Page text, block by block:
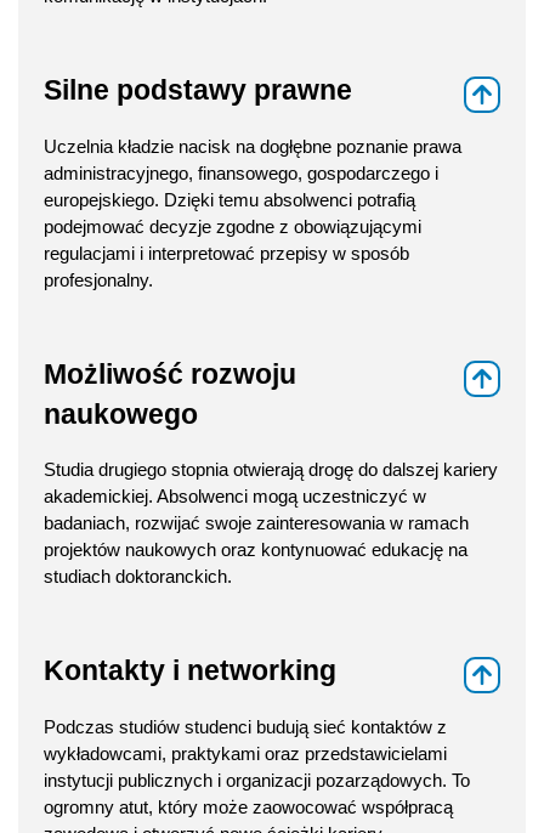
Silne podstawy prawne
Uczelnia kładzie nacisk na dogłębne poznanie prawa
administracyjnego, finansowego, gospodarczego i
europejskiego. Dzięki temu absolwenci potrafią
podejmować decyzje zgodne z obowiązującymi
regulacjami i interpretować przepisy w sposób
profesjonalny.
Możliwość rozwoju
naukowego
Studia drugiego stopnia otwierają drogę do dalszej kariery
akademickiej. Absolwenci mogą uczestniczyć w
badaniach, rozwijać swoje zainteresowania w ramach
projektów naukowych oraz kontynuować edukację na
studiach doktoranckich.
Kontakty i networking
Podczas studiów studenci budują sieć kontaktów z
wykładowcami, praktykami oraz przedstawicielami
instytucji publicznych i organizacji pozarządowych. To
ogromny atut, który może zaowocować współpracą